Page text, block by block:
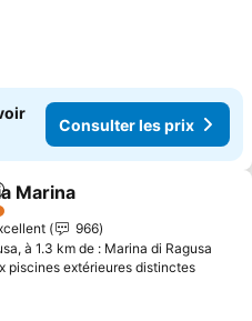
Consulter les prix
à mes favoris
Marina
966
à 1.3 km de : Marina di Ragusa
piscines extérieures distinctes